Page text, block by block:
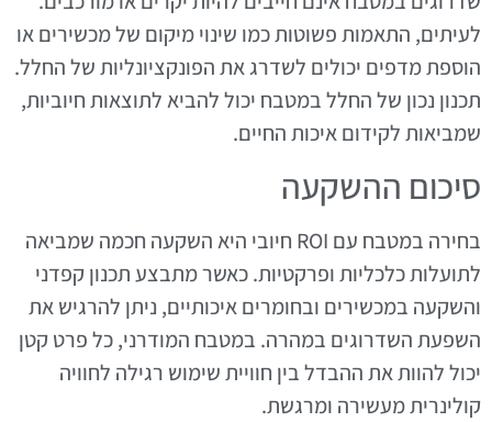
לעיתים, התאמות פשוטות כמו שינוי מיקום של מכשירים או
הוספת מדפים יכולים לשדרג את הפונקציונליות של החלל.
תכנון נכון של החלל במטבח יכול להביא לתוצאות חיוביות,
שמביאות לקידום איכות החיים.
סיכום ההשקעה
בחירה במטבח עם ROI חיובי היא השקעה חכמה שמביאה
לתועלות כלכליות ופרקטיות. כאשר מתבצע תכנון קפדני
והשקעה במכשירים ובחומרים איכותיים, ניתן להרגיש את
השפעת השדרוגים במהרה. במטבח המודרני, כל פרט קטן
יכול להוות את ההבדל בין חוויית שימוש רגילה לחוויה
קולינרית מעשירה ומרגשת.